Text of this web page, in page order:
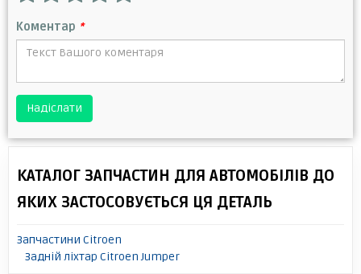
Коментар *
Надіслати
КАТАЛОГ ЗАПЧАСТИН ДЛЯ АВТОМОБІЛІВ ДО
ЯКИХ ЗАСТОСОВУЄТЬСЯ ЦЯ ДЕТАЛЬ
Запчастини Citroen
Задній ліхтар Citroen Jumper